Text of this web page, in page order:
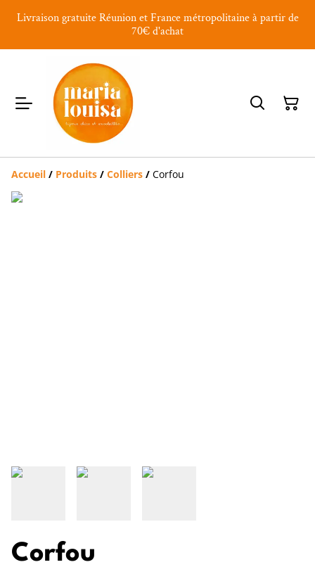
Livraison gratuite Réunion et France métropolitaine à partir de
70€ d'achat
Accueil / Produits / Colliers / Corfou
Corfou